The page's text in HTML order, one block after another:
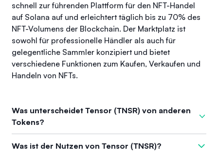
schnell zur führenden Plattform für den NFT-Handel
auf Solana auf und erleichtert täglich bis zu 70% des
NFT-Volumens der Blockchain. Der Marktplatz ist
sowohl für professionelle Händler als auch für
gelegentliche Sammler konzipiert und bietet
verschiedene Funktionen zum Kaufen, Verkaufen und
Handeln von NFTs.
Was unterscheidet Tensor (TNSR) von anderen
Tokens?
Was Tensor von anderen Kryptowährungen unterscheidet, ist
der gezielte Fokus auf den NFT-Marktplatz. Im Gegensatz zu
Was ist der Nutzen von Tensor (TNSR)?